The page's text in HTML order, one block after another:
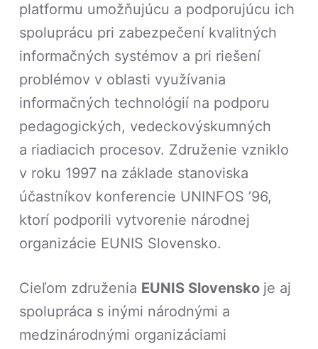
platformu umožňujúcu a podporujúcu ich
spoluprácu pri zabezpečení kvalitných
informačných systémov a pri riešení
problémov v oblasti využívania
informačných technológií na podporu
pedagogických, vedeckovýskumných
a riadiacich procesov. Združenie vzniklo
v roku 1997 na základe stanoviska
účastníkov konferencie UNINFOS ’96,
ktorí podporili vytvorenie národnej
organizácie EUNIS Slovensko.
Cieľom združenia EUNIS Slovensko je aj
spolupráca s inými národnými a
medzinárodnými organizáciami